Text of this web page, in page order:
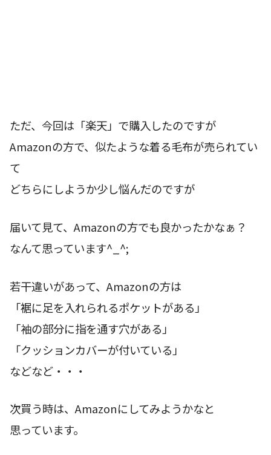
ただ、今回は「楽天」で購入したのですが
Amazonの方で、似たような着る毛布が売られてい
て
どちらにしようか少し悩んだのですが
届いて見て、Amazonの方でも良かったかなぁ？
なんて思っています^_^;
若干違いがあって、Amazonの方は
「裾に足を入れられるポケットがある」
「袖の部分に指を通す穴がある」
「クッションカバーが付いている」
などなど・・・
次買う時は、Amazonにしてみようかなと
思っています。